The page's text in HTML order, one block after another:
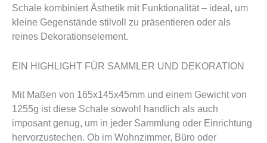
Schale kombiniert Ästhetik mit Funktionalität – ideal, um
kleine Gegenstände stilvoll zu präsentieren oder als
reines Dekorationselement.
EIN HIGHLIGHT FÜR SAMMLER UND DEKORATION
Mit Maßen von 165x145x45mm und einem Gewicht von
1255g ist diese Schale sowohl handlich als auch
imposant genug, um in jeder Sammlung oder Einrichtung
hervorzustechen. Ob im Wohnzimmer, Büro oder